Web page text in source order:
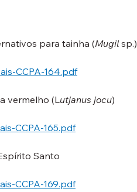
para tainha (Mugil sp.)
CCPA-164.pdf
vermelho (L utjanus jocu)
CCPA-165.pdf
Santo
CCPA-169.pdf